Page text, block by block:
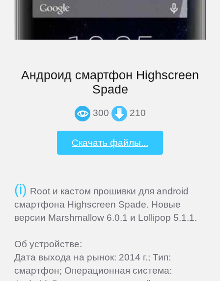
Андроид смартфон Highscreen
Spade
300 210
Скачать файлы...
Root и кастом прошивки для android
смартфона Highscreen Spade. Новые
версии Marshmallow 6.0.1 и Lollipop 5.1.1.
Об устройстве:
Дата выхода на рынок: 2014 г.; Тип:
смартфон; Операционная система:
Flycat
Satellite
Globex
Gmini